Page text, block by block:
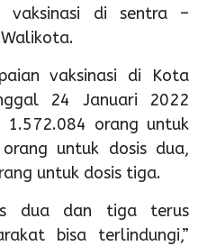
vaksinasi di sentra –
vaksinasi di Kota
24 Januari 2022
orang untuk
untuk dosis dua,
untuk dosis tiga.
dua dan tiga terus
bisa terlindungi,”